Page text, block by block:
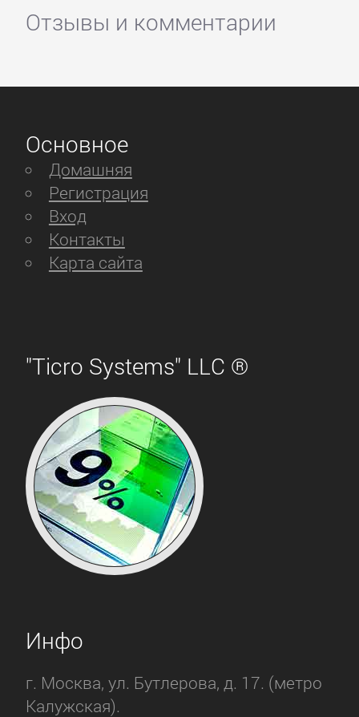
Отзывы и комментарии
Основное
Домашняя
Регистрация
Вход
Контакты
Карта сайта
"Ticro Systems" LLC ®
Инфо
г. Москва, ул. Бутлерова, д. 17. (метро
Калужская).